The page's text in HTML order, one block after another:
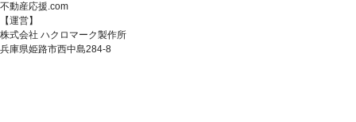
不動産応援.com
【運営】
株式会社 ハクロマーク製作所
兵庫県姫路市西中島284-8